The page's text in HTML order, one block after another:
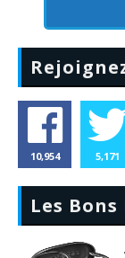
10,954 5,171
Les Bons